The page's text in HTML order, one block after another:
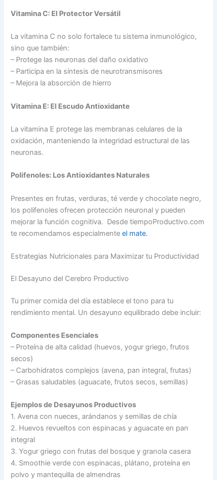
Vitamina C: El Protector Versátil
La vitamina C no solo fortalece tu sistema inmunológico,
sino que también:
– Protege las neuronas del daño oxidativo
– Participa en la síntesis de neurotransmisores
– Mejora la absorción de hierro
Vitamina E: El Escudo Antioxidante
La vitamina E protege las membranas celulares de la
oxidación, manteniendo la integridad estructural de las
neuronas.
Polifenoles: Los Antioxidantes Naturales
Presentes en frutas, verduras, té verde y chocolate negro,
los polifenoles ofrecen protección neuronal y pueden
mejorar la función cognitiva. Desde tiempoProductivo.com
te recomendamos especialmenteel mate.
Estrategias Nutricionales para Maximizar tu Productividad
El Desayuno del Cerebro Productivo
Tu primer comida del día establece el tono para tu
rendimiento mental. Un desayuno equilibrado debe incluir:
Componentes Esenciales
– Proteína de alta calidad (huevos, yogur griego, frutos
secos)
– Carbohidratos complejos (avena, pan integral, frutas)
– Grasas saludables (aguacate, frutos secos, semillas)
Ejemplos de Desayunos Productivos
1. Avena con nueces, arándanos y semillas de chía
2. Huevos revueltos con espinacas y aguacate en pan
integral
3. Yogur griego con frutas del bosque y granola casera
4. Smoothie verde con espinacas, plátano, proteína en
polvo y mantequilla de almendras